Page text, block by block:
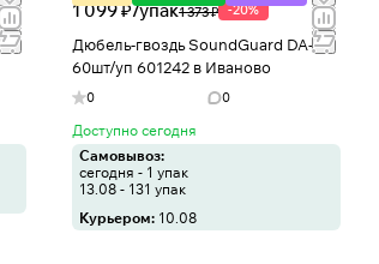
1 099 ₽/упак1 373 ₽ -20%
Дюбель-гвоздь SoundGuard DA-P
60шт/уп 601242 в Иваново
0 0
Доступно сегодня
Самовывоз:
сегодня - 1 упак
13.08 - 131 упак
Курьером: 10.08